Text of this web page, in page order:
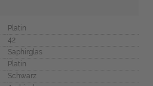
Platin
42
Saphirglas
Platin
Schwarz